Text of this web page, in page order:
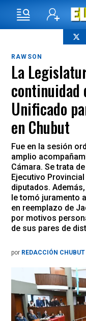
RAWSON
La
continuidad
Unificado
en Chubut
Fue en la sesión
amplio
Cámara. Se trata
Ejecutivo
diputados.
le tomó juramento
en reemplazo de
por motivos
de sus pares de
por REDACCIÓN CHUBUT